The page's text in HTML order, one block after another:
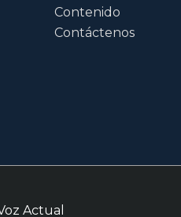
Contenido
Contáctenos
Actual